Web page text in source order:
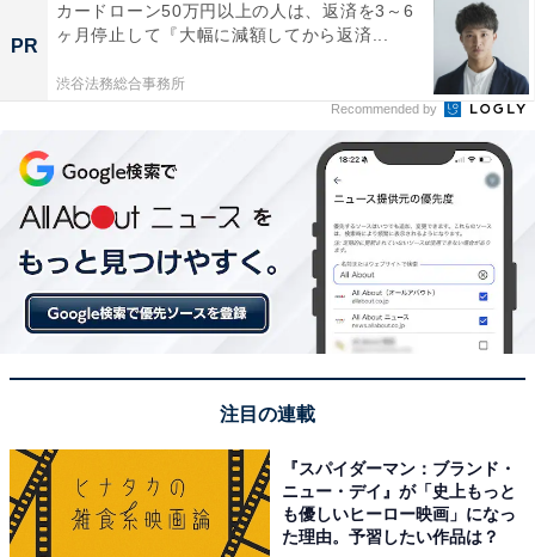
PR
カードローン50万円以上の人は、返済を3～6
ヶ月停止して『大幅に減額してから返済...
渋谷法務総合事務所
Recommended by
注目の連載
『スパイダーマン：ブランド・
ニュー・デイ』が「史上もっと
も優しいヒーロー映画」になっ
た理由。予習したい作品は？